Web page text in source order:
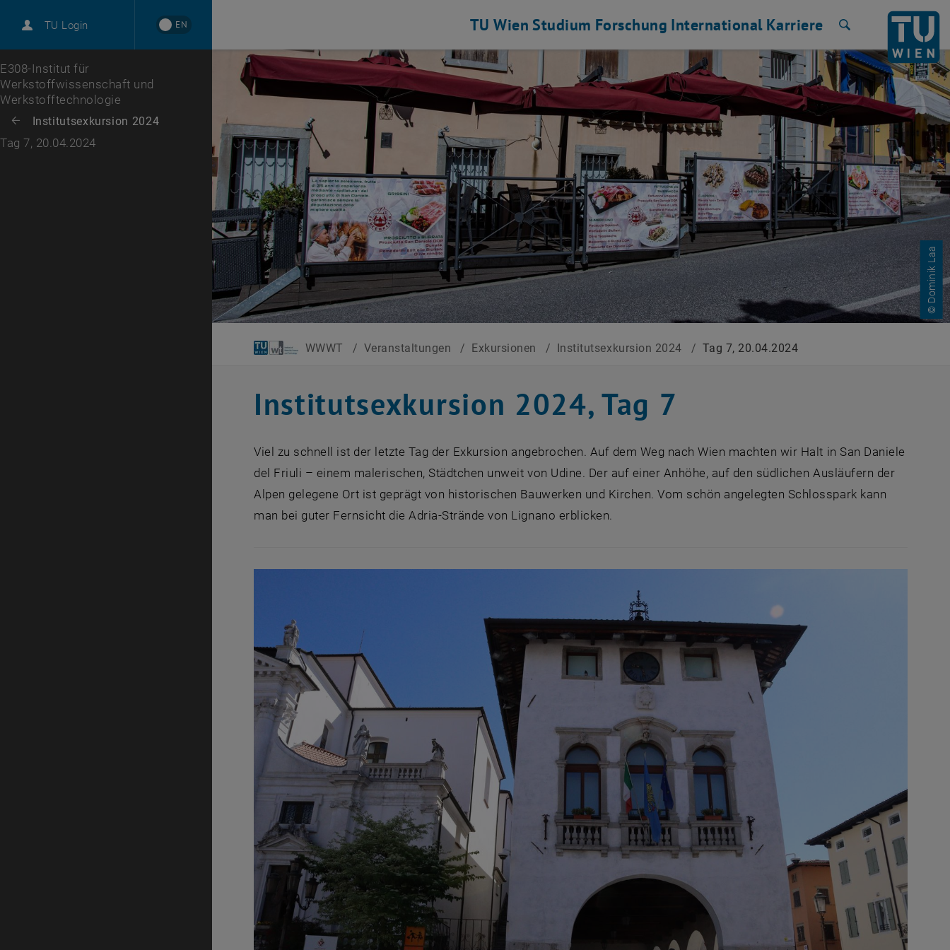
TU Login EN
Karriere
Zur 1. Menü Ebene
E308-Institut für
Werkstoffwissenschaft und
Werkstofftechnologie
Zurück: Subseiten von Institutsexkursion 2024 auflisten
Zurück zur letzten Ebene:
Institutsexkursion 2024
Tag 7, 20.04.2024
TU Wien Studium Forschung International Karriere
© Dominik Laa
WWWT / Veranstaltungen / Exkursionen / Institutsexkursion 2024 / Tag 7, 20.04.2024
Institutsexkursion 2024, Tag 7
Viel zu schnell ist der letzte Tag der Exkursion angebrochen. Auf dem Weg nach Wien machten wir Halt in San Daniele
del Friuli – einem malerischen, Städtchen unweit von Udine. Der auf einer Anhöhe, auf den südlichen Ausläufern der
Alpen gelegene Ort ist geprägt von historischen Bauwerken und Kirchen. Vom schön angelegten Schlosspark kann
man bei guter Fernsicht die Adria-Strände von Lignano erblicken.